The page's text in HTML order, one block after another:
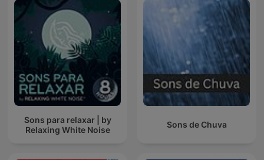
Sons para relaxar | by
Relaxing White Noise
Sons de Chuva